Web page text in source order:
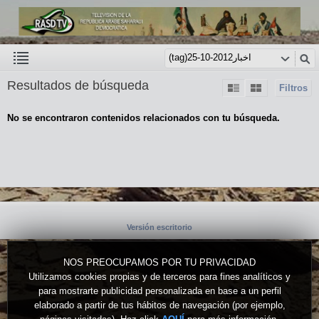
NOS PREOCUPAMOS POR TU PRIVACIDAD
Utilizamos cookies propias y de terceros para fines analíticos y
para mostrarte publicidad personalizada en base a un perfil
elaborado a partir de tus hábitos de navegación (por ejemplo,
Filtros
Resultados de búsqueda
No se encontraron contenidos relacionados con tu búsqueda.
Versión escritorio